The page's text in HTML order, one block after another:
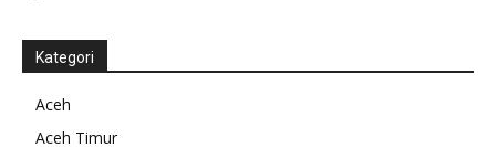
Kategori
Aceh
Aceh Timur